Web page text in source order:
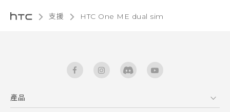
支援 HTC One ME dual sim‎
產品